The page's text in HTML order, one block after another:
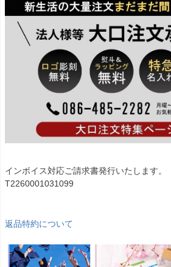
インボイス対応ご請求書発行いたします
T2260001031099
返品特約について